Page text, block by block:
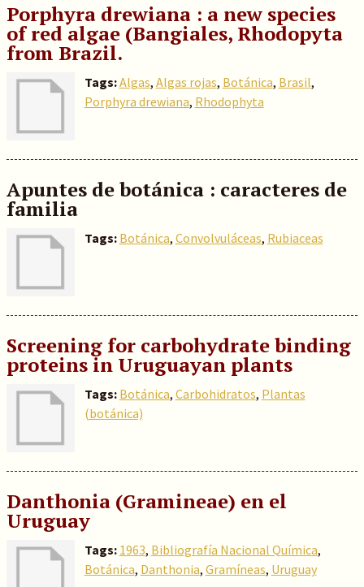
Porphyra drewiana : a new species
of red algae (Bangiales, Rhodopyta
from Brazil.
Tags:Algas, Algas rojas, Botánica, Brasil,
Porphyra drewiana, Rhodophyta
Apuntes de botánica : caracteres de
familia
Tags: Botánica, Convolvuláceas, Rubiaceas
Screening for carbohydrate binding
proteins in Uruguayan plants
Tags: Botánica, Carbohidratos, Plantas
(botánica)
Danthonia (Gramineae) en el
Uruguay
Tags: 1963, Bibliografía Nacional Química,
Botánica, Danthonia, Gramíneas, Uruguay